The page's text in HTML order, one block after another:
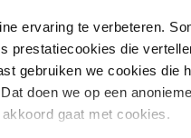
ervaring te verbeteren.
prestatiecookies die
gebruiken we cookies die
doen we op een
gaat met cookies.
Zakelijk
Inschrijven